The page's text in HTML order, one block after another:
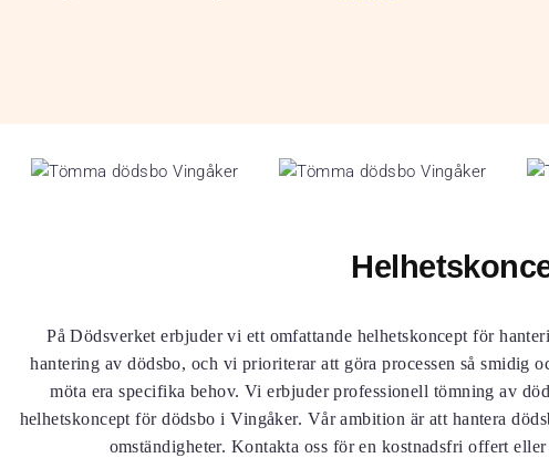
På Dödsverket erbjuder vi ett omfattande helhetskoncept för
hantering av dödsbo, och vi prioriterar att göra processen så
möta era specifika behov. Vi erbjuder professionell tömning av
helhetskoncept för dödsbo i Vingåker. Vår ambition är att hantera
omständigheter. Kontakta oss för en kostnadsfri offert